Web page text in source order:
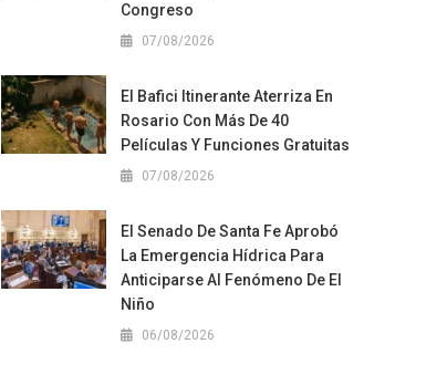
Congreso
07/08/2026
El Bafici Itinerante Aterriza En
Rosario Con Más De 40
Películas Y Funciones Gratuitas
07/08/2026
El Senado De Santa Fe Aprobó
La Emergencia Hídrica Para
Anticiparse Al Fenómeno De El
Niño
06/08/2026